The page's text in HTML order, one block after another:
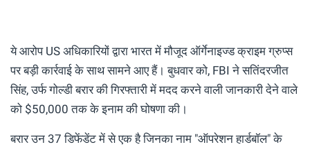
ये आरोप US अधिकारियों द्वारा भारत में मौजूद ऑर्गेनाइज्ड क्राइम ग्रुप्स
पर बड़ी कार्रवाई के साथ सामने आए हैं। बुधवार को, FBI ने सतिंदरजीत
सिंह, उर्फ ​​गोल्डी बरार की गिरफ्तारी में मदद करने वाली जानकारी देने वाले
को $50,000 तक के इनाम की घोषणा की।
बरार उन 37 डिफेंडेंट में से एक है जिनका नाम "ऑपरेशन हार्डबॉल" के